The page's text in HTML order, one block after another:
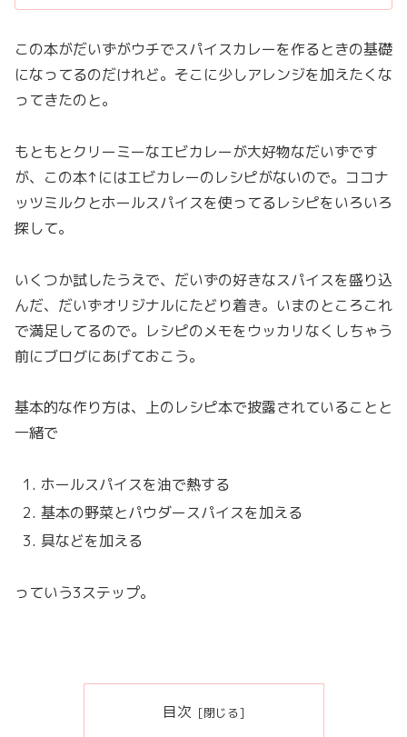
この本がだいずがウチでスパイスカレーを作るときの基礎
になってるのだけれど。そこに少しアレンジを加えたくな
ってきたのと。
もともとクリーミーなエビカレーが大好物なだいずです
が、この本↑にはエビカレーのレシピがないので。ココナ
ッツミルクとホールスパイスを使ってるレシピをいろいろ
探して。
いくつか試したうえで、だいずの好きなスパイスを盛り込
んだ、だいずオリジナルにたどり着き。いまのところこれ
で満足してるので。レシピのメモをウッカリなくしちゃう
前にブログにあげておこう。
基本的な作り方は、上のレシピ本で披露されていることと
一緒で
ホールスパイスを油で熱する
基本の野菜とパウダースパイスを加える
具などを加える
っていう3ステップ。
目次